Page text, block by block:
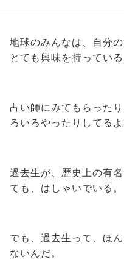
地球のみんなは、自分
とても興味を持っている
占い師にみてもらった
ろいろやったりしてるよ
過去生が、歴史上の有
ても、はしゃいでいる。
でも、過去生って、ほ
ないんだ。